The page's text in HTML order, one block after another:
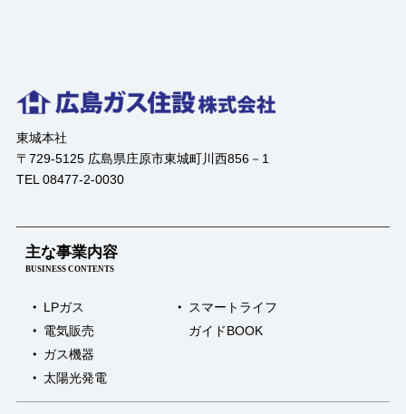
東城本社
〒729-5125 広島県庄原市東城町川西856－1
TEL 08477-2-0030
主な事業内容
BUSINESS CONTENTS
LPガス
電気販売
ガス機器
太陽光発電
スマートライフ
ガイドBOOK